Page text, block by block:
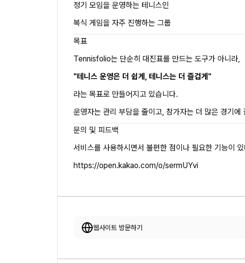
정기 모임을 운영하는 테니스인
복식 게임을 자주 진행하는 그룹
목표
Tennisfolio는 단순히 대진표를 만드는 도구가 아니라,
"테니스 운영은 더 쉽게, 테니스는 더 즐겁게"
라는 목표로 만들어지고 있습니다.
운영자는 관리 부담을 줄이고, 참가자는 더 많은 경기에
문의 및 피드백
서비스를 사용하시면서 불편한 점이나 필요한 기능이
https://open.kakao.com/o/sermUYvi
웹사이트 방문하기